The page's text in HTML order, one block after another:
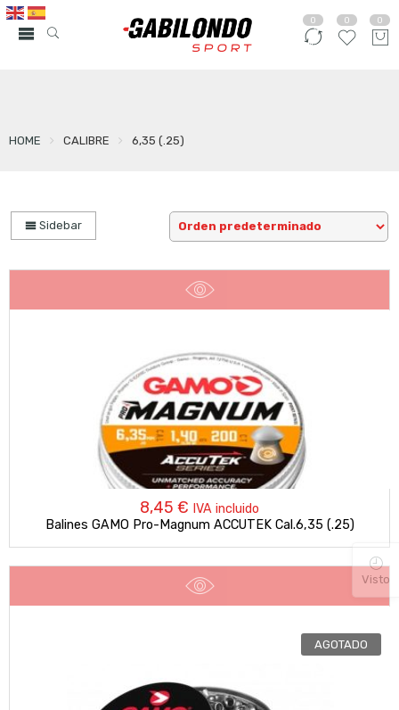
0 0 0
HOME CALIBRE 6,35 (.25)
Sidebar
8,45 € IVA incluido
Balines GAMO Pro-Magnum ACCUTEK Cal.6,35 (.25)
AGOTADO
Visto